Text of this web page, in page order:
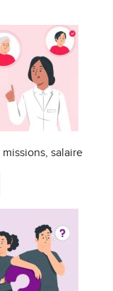
salaire